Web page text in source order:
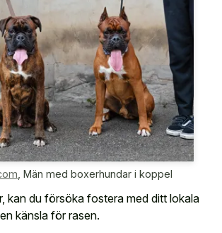
Män med boxerhundar i koppel
kan du försöka fostera med ditt lokala
känsla för rasen.